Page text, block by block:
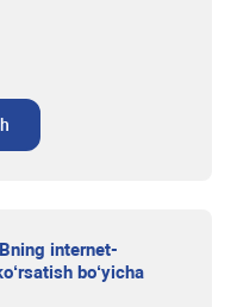
internet-
bo‘yicha